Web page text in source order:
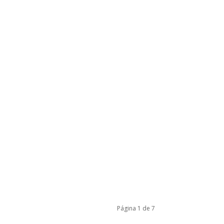
Página 1 de 7